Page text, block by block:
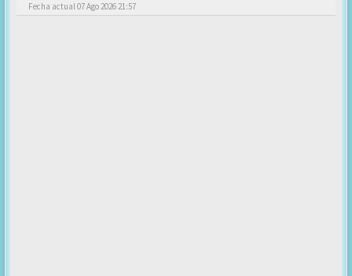
Fecha actual 07 Ago 2026 21:57